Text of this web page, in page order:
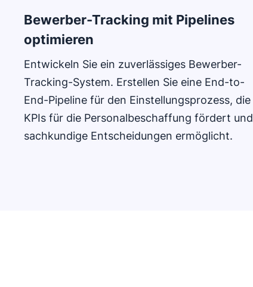
Bewerber-Tracking mit Pipelines
optimieren
Entwickeln Sie ein zuverlässiges Bewerber-
Tracking-System. Erstellen Sie eine End-to-
End-Pipeline für den Einstellungsprozess, die
KPIs für die Personalbeschaffung fördert und
sachkundige Entscheidungen ermöglicht.